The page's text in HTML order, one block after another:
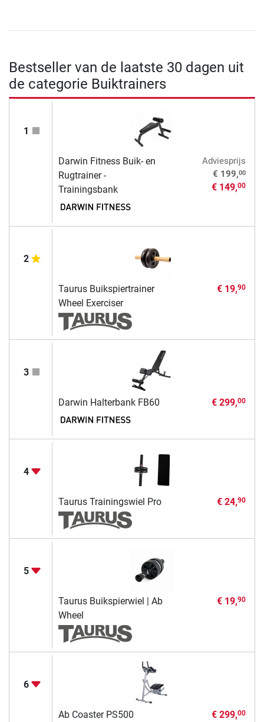
Bestseller van de laatste 30 dagen uit
de categorie Buiktrainers
1
Darwin Fitness Buik- en
Rugtrainer -
Trainingsbank
Adviesprijs
€ 199,00
€ 149,00
2
Taurus Buikspiertrainer
Wheel Exerciser
€ 19,90
3
Darwin Halterbank FB60 € 299,00
4
Taurus Trainingswiel Pro € 24,90
5
Taurus Buikspierwiel | Ab
Wheel
€ 19,90
6
Ab Coaster PS500
€ 299,00